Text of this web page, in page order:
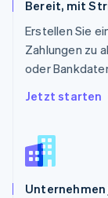
Bereit, mit
Erstellen Sie
Zahlungen zu
oder
Jetzt starten
Deutsch
Singapur
Slowakei
English
Slowenien
China
English
Español